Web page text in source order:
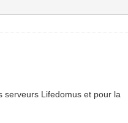
serveurs Lifedomus et pour la